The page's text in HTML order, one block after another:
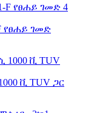
የፀሐይ ገመድ
ቪ TUV ጋር